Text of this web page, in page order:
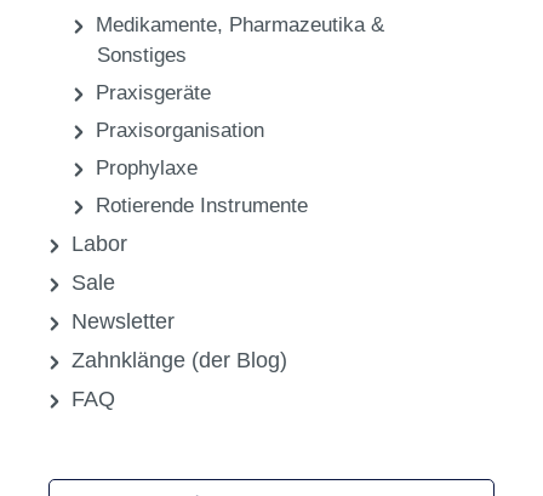
Medikamente, Pharmazeutika &
Sonstiges
Praxisgeräte
Praxisorganisation
Prophylaxe
Rotierende Instrumente
Labor
Sale
Newsletter
Zahnklänge (der Blog)
FAQ